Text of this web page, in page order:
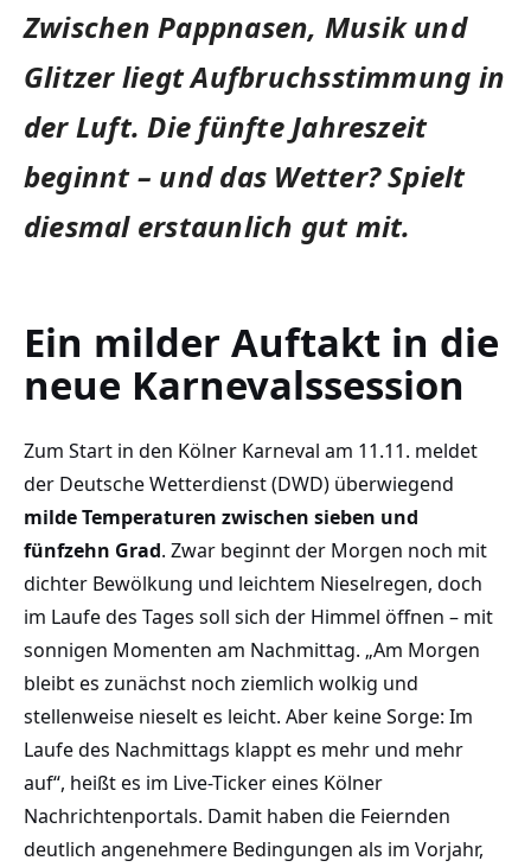
Zwischen Pappnasen, Musik und
Glitzer liegt Aufbruchsstimmung in
der Luft. Die fünfte Jahreszeit
beginnt – und das Wetter? Spielt
diesmal erstaunlich gut mit.
Ein milder Auftakt in die
neue Karnevalssession
Zum Start in den Kölner Karneval am 11.11. meldet
der Deutsche Wetterdienst (DWD) überwiegend
milde Temperaturen zwischen sieben und
fünfzehn Grad. Zwar beginnt der Morgen noch mit
dichter Bewölkung und leichtem Nieselregen, doch
im Laufe des Tages soll sich der Himmel öffnen – mit
sonnigen Momenten am Nachmittag. „Am Morgen
bleibt es zunächst noch ziemlich wolkig und
stellenweise nieselt es leicht. Aber keine Sorge: Im
Laufe des Nachmittags klappt es mehr und mehr
auf“, heißt es im Live-Ticker eines Kölner
Nachrichtenportals. Damit haben die Feiernden
deutlich angenehmere Bedingungen als im Vorjahr,